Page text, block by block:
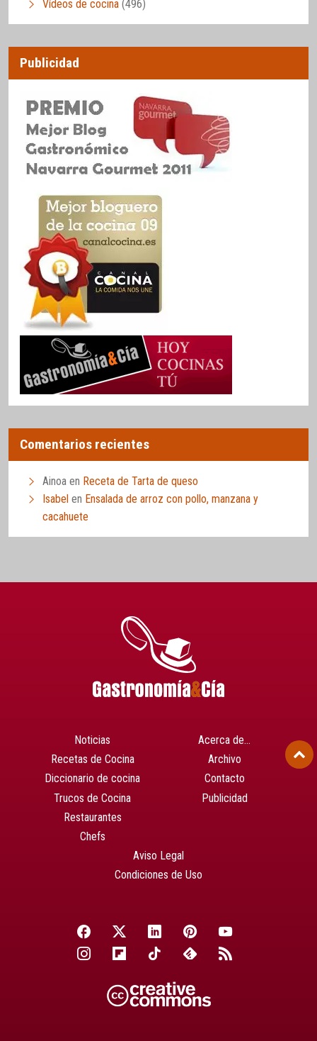
Vídeos de cocina (496)
Publicidad
Comentarios recientes
Ainoa en Receta de Tarta de queso
Isabel en Ensalada de arroz con pollo, manzana y
cacahuete
Noticias
Recetas de Cocina
Diccionario de cocina
Trucos de Cocina
Restaurantes
Chefs
Acerca de…
Archivo
Contacto
Publicidad
Aviso Legal
Condiciones de Uso